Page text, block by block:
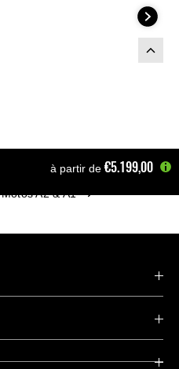
à partir de €5.199,00
Motos A2 & A1